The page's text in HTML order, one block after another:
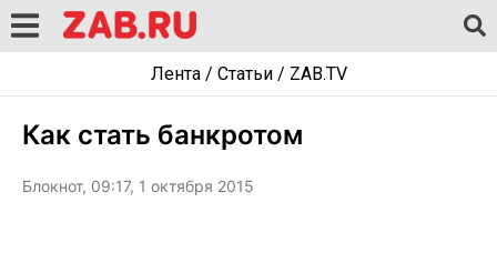
Лента/ Статьи/ ZAB.TV
Как стать банкротом
Блокнот, 09:17, 1 октября 2015